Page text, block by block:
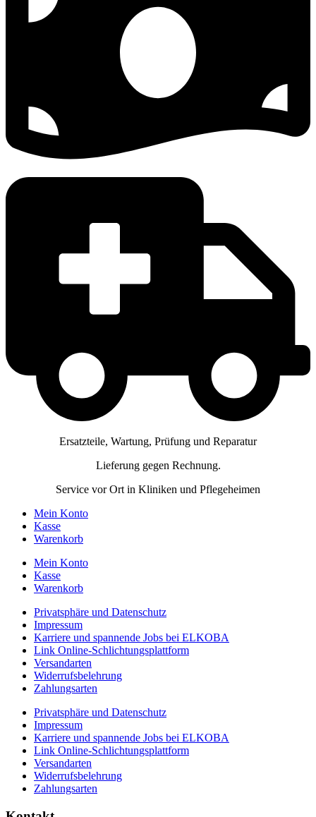
Ersatzteile, Wartung, Prüfung und Reparatur
Lieferung gegen Rechnung.
Service vor Ort in Kliniken und Pflegeheimen
Mein Konto
Kasse
Warenkorb
Mein Konto
Kasse
Warenkorb
Privatsphäre und Datenschutz
Impressum
Karriere und spannende Jobs bei ELKOBA
Link Online-Schlichtungsplattform
Versandarten
Widerrufsbelehrung
Zahlungsarten
Privatsphäre und Datenschutz
Impressum
Karriere und spannende Jobs bei ELKOBA
Link Online-Schlichtungsplattform
Versandarten
Widerrufsbelehrung
Zahlungsarten